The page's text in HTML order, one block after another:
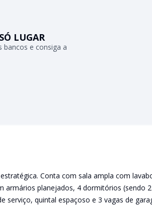
LUGAR
e consiga a
Conta com sala ampla com
armários planejados, 4 dormitórios (sendo
serviço, quintal espaçoso e 3 vagas de